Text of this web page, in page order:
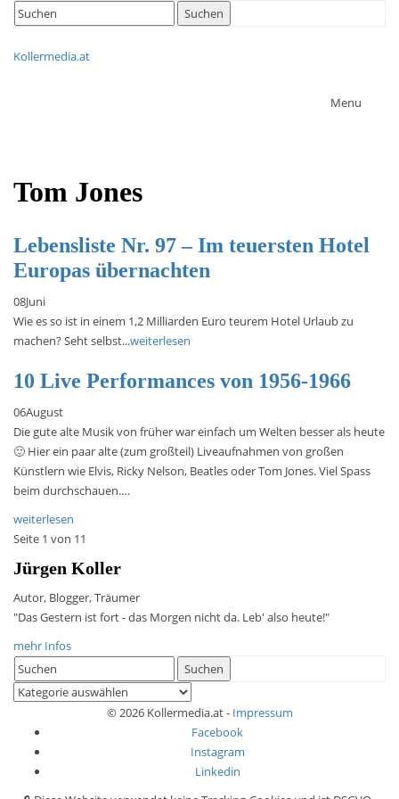
Search
for:
Suchen
Kollermedia.at
Menu
Tom Jones
Lebensliste Nr. 97 – Im teuersten Hotel
Europas übernachten
08Juni
Wie es so ist in einem 1,2 Milliarden Euro teurem Hotel Urlaub zu
machen? Seht selbst...weiterlesen
10 Live Performances von 1956-1966
06August
Die gute alte Musik von früher war einfach um Welten besser als heute
🙂 Hier ein paar alte (zum großteil) Liveaufnahmen von großen
Künstlern wie Elvis, Ricky Nelson, Beatles oder Tom Jones. Viel Spass
beim durchschauen.…
weiterlesen
Seite 1 von 11
Jürgen Koller
Autor, Blogger, Träumer
"Das Gestern ist fort - das Morgen nicht da. Leb' also heute!"
mehr Infos
Search
for:
Suchen
Kategorien
© 2026 Kollermedia.at - Impressum
Facebook
Instagram
Linkedin